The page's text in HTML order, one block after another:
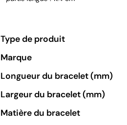
Type de produit
Marque
Longueur du bracelet (mm)
Largeur du bracelet (mm)
Matière du bracelet